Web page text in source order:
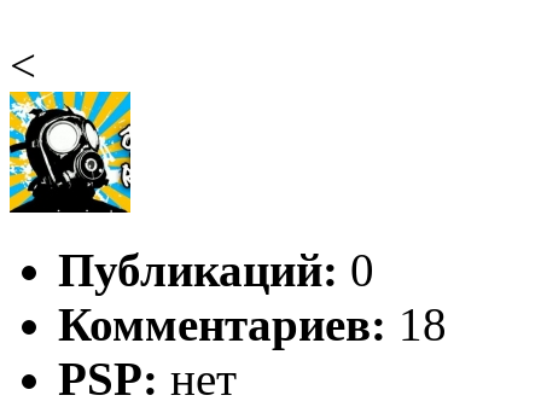
<
Публикаций: 0
Комментариев: 18
PSP: нет